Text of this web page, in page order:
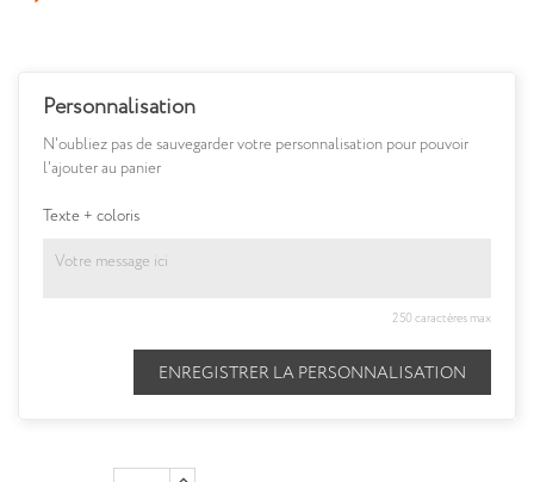
Personnalisation
N'oubliez pas de sauvegarder votre personnalisation pour pouvoir
l'ajouter au panier
Texte + coloris
250 caractères max
ENREGISTRER LA PERSONNALISATION